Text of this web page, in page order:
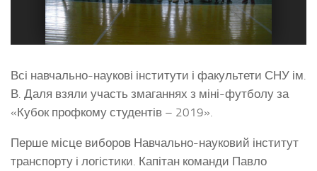
Всі навчально-наукові інститути і факультети СНУ ім.
В. Даля взяли участь змаганнях з міні-футболу за
«Кубок профкому студентів – 2019».
Перше місце виборов Навчально-науковий інститут
транспорту і логістики. Капітан команди Павло